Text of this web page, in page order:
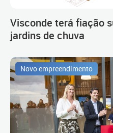
Visconde terá fiação
jardins de chuva
Novo empreendimento